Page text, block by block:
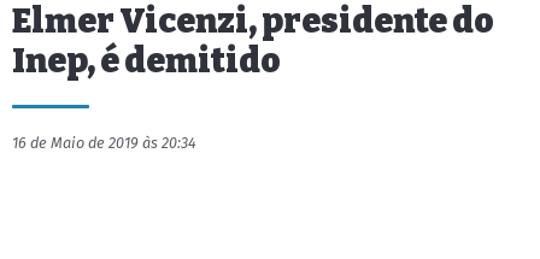
Elmer Vicenzi, presidente do
Inep, é demitido
16 de Maio de 2019 às 20:34